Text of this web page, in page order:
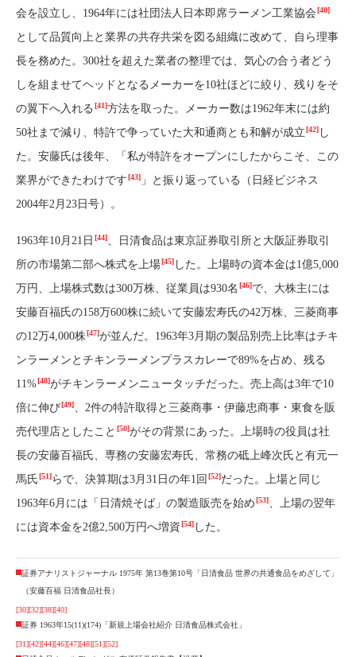
会を設立し、1964年には社団法人日本即席ラーメン工業協会[40]
として品質向上と業界の共存共栄を図る組織に改めて、自ら理事
長を務めた。300社を超えた業者の整理では、気心の合う者どう
しを組ませてヘッドとなるメーカーを10社ほどに絞り、残りをそ
の翼下へ入れる [41]方法を取った。メーカー数は1962年末には約
50社まで減り、特許で争っていた大和通商とも和解が成立[42] し
た。安藤氏は後年、「私が特許をオープンにしたからこそ、この
業界ができたわけです[43] 」と振り返っている（日経ビジネス
2004年2月23日号）。
1963年10月21日 [44]、日清食品は東京証券取引所と大阪証券取引
所の市場第二部へ株式を上場[45] した。上場時の資本金は1億5,000
万円、上場株式数は300万株、従業員は930名 [46]で、大株主には
安藤百福氏の158万600株に続いて安藤宏寿氏の42万株、三菱商事
の12万4,000株[47]が並んだ。1963年3月期の製品別売上比率はチキ
ンラーメンとチキンラーメンプラスカレーで89%を占め、残る
11%[48]がチキンラーメンニュータッチだった。売上高は3年で10
倍に伸び[49]、2件の特許取得と三菱商事・伊藤忠商事・東食を販
売代理店としたこと [50]がその背景にあった。上場時の役員は社
長の安藤百福氏、専務の安藤宏寿氏、常務の砥上峰次氏と有元一
馬氏[51]らで、決算期は3月31日の年1回 [52]だった。上場と同じ
1963年6月には「日清焼そば」の製造販売を始め[53]、上場の翌年
には資本金を2億2,500万円へ増資[54] した。
証券アナリストジャーナル 1975年 第13巻第10号「日清食品 世界の共通食品をめざして」
（安藤百福 日清食品社長）
[30][32][38][40]
証券 1963年15(11)(174)「新規上場会社紹介 日清食品株式会社」
[31][42][44][46][47][48][51][52]